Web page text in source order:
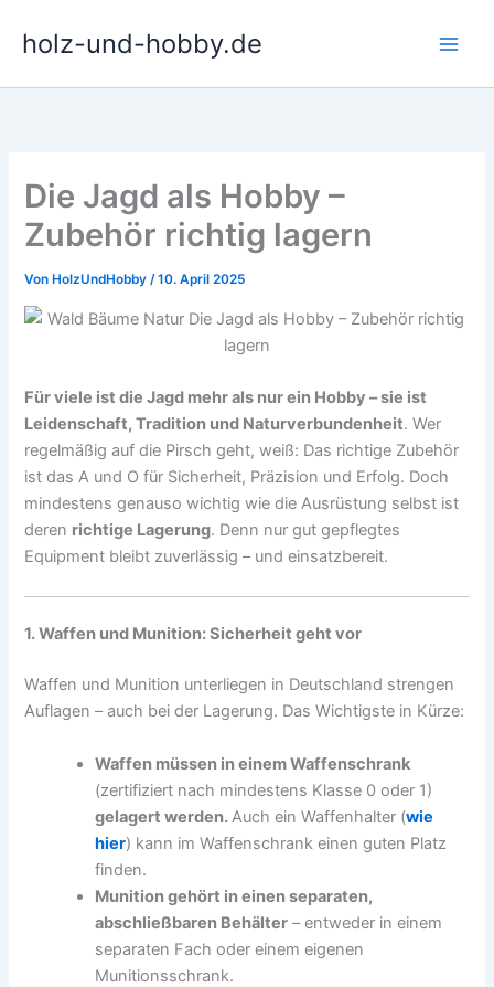
Inhaltholz-und-hobby.de
Die Jagd als Hobby –
Zubehör richtig lagern
Von HolzUndHobby/10. April 2025
Für viele ist die Jagd mehr als nur ein Hobby – sie ist
Leidenschaft, Tradition und Naturverbundenheit. Wer
regelmäßig auf die Pirsch geht, weiß: Das richtige Zubehör
ist das A und O für Sicherheit, Präzision und Erfolg. Doch
mindestens genauso wichtig wie die Ausrüstung selbst ist
deren richtige Lagerung. Denn nur gut gepflegtes
Equipment bleibt zuverlässig – und einsatzbereit.
1. Waffen und Munition: Sicherheit geht vor
Waffen und Munition unterliegen in Deutschland strengen
Auflagen – auch bei der Lagerung. Das Wichtigste in Kürze:
Waffen müssen in einem Waffenschrank
(zertifiziert nach mindestens Klasse 0 oder 1)
gelagert werden. Auch ein Waffenhalter (wie
hier) kann im Waffenschrank einen guten Platz
finden.
Munition gehört in einen separaten,
abschließbaren Behälter – entweder in einem
separaten Fach oder einem eigenen
Munitionsschrank.